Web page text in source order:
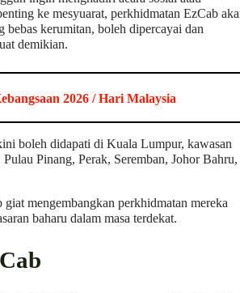
ke mesyuarat, perkhidmatan EzCab
bebas kerumitan, boleh dipercayai dan
demikian.
2026 / Hari Malaysia
boleh didapati di Kuala Lumpur, kawasan
Pinang, Perak, Seremban, Johor Bahru,
mengembangkan perkhidmatan mereka
baharu dalam masa terdekat.